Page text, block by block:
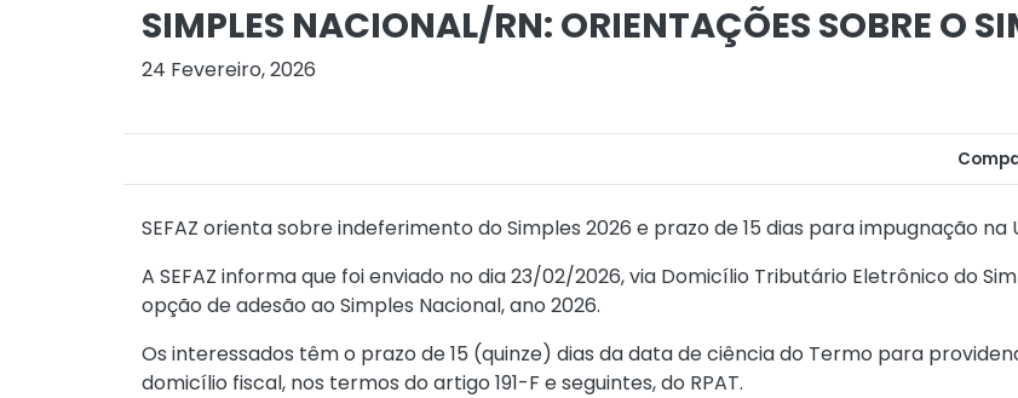
SIMPLES NACIONAL/RN: ORIENTAÇÕES SOBRE O
24 Fevereiro, 2026
SEFAZ orienta sobre indeferimento do Simples 2026 e prazo de 15 dias para impugnação na
A SEFAZ informa que foi enviado no dia 23/02/2026, via Domicílio Tributário Eletrônico do
opção de adesão ao Simples Nacional, ano 2026.
Os interessados têm o prazo de 15 (quinze) dias da data de ciência do Termo para
domicílio fiscal, nos termos do artigo 191-F e seguintes, do RPAT.